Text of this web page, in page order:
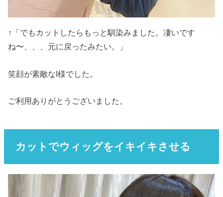
↑「でもカットしたらもっと馴染みました。凄いです
ね〜、、、元に戻ったみたい。」
笑顔が素敵なI様でした。
ご利用ありがとうございました。
カット でウィッグをイキイキさせる